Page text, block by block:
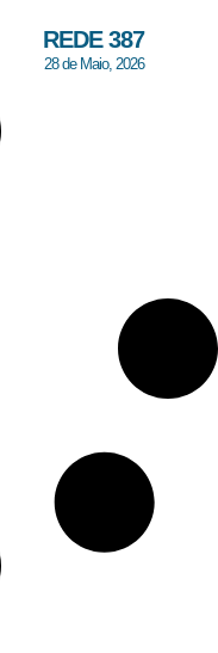
REDE 387
28 de Maio, 2026